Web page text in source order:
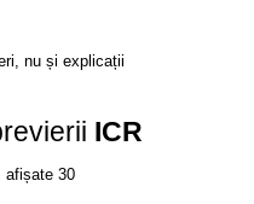
nu și explicații
ICR
30